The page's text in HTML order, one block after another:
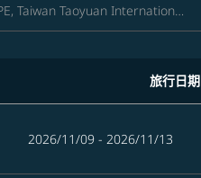
旅行日期
2026/11/09 - 2026/11/13